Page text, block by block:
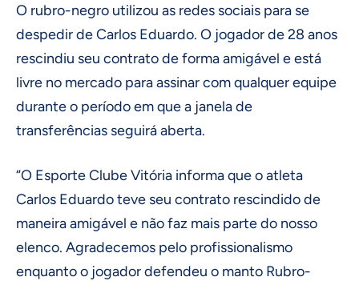
O rubro-negro utilizou as redes sociais para se
despedir de Carlos Eduardo. O jogador de 28 anos
rescindiu seu contrato de forma amigável e está
livre no mercado para assinar com qualquer equipe
durante o período em que a janela de
transferências seguirá aberta.
“O Esporte Clube Vitória informa que o atleta
Carlos Eduardo teve seu contrato rescindido de
maneira amigável e não faz mais parte do nosso
elenco. Agradecemos pelo profissionalismo
enquanto o jogador defendeu o manto Rubro-